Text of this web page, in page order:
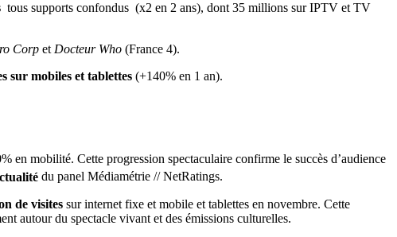
tous supports confondus (x2 en 2 ans), dont 35 millions sur IPTV et TV
Corp et Docteur Who (France 4).
sur mobiles et tablettes (+140% en 1 an).
en mobilité. Cette progression spectaculaire confirme le succès d’audience
du panel Médiamétrie // NetRatings.
de visites sur internet fixe et mobile et tablettes en novembre. Cette
autour du spectacle vivant et des émissions culturelles.